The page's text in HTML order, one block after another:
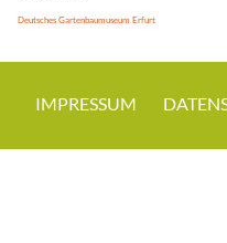
Deutsches Gartenbaumuseum Erfurt
IMPRESSUM